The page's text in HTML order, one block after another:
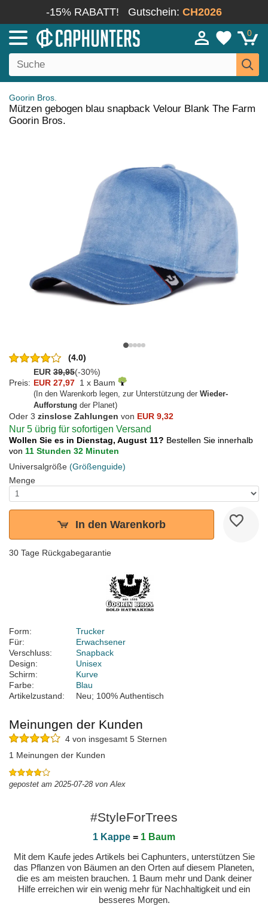
-15% RABATT! Gutschein: CH2026
0
Goorin Bros.
Mützen gebogen blau snapback Velour Blank The Farm
Goorin Bros.
(4.0)
EUR 39,95(-30%)
Preis: EUR 27,97 1 x Baum
(In den Warenkorb legen, zur Unterstützung der Wieder-
Aufforstung der Planet)
Oder 3 zinslose Zahlungen von EUR 9,32
Nur 5 übrig für sofortigen Versand
Wollen Sie es in Dienstag, August 11? Bestellen Sie innerhalb
von 11 Stunden 32 Minuten
Universalgröße (Größenguide)
Menge
In den Warenkorb
30 Tage Rückgabegarantie
Form:
Trucker
Für:
Erwachsener
Verschluss:
Snapback
Design:
Unisex
Schirm:
Kurve
Farbe:
Blau
Artikelzustand:
Neu; 100% Authentisch
Meinungen der Kunden
4 von insgesamt 5 Sternen
1 Meinungen der Kunden
gepostet am 2025-07-28 von Alex
#StyleForTrees
1 Kappe = 1 Baum
Mit dem Kaufe jedes Artikels bei Caphunters, unterstützen Sie
das Pflanzen von Bäumen an den Orten auf diesem Planeten,
die es am meisten brauchen. 1 Baum mehr und Dank deiner
Hilfe erreichen wir ein wenig mehr für Nachhaltigkeit und ein
besseres Morgen.